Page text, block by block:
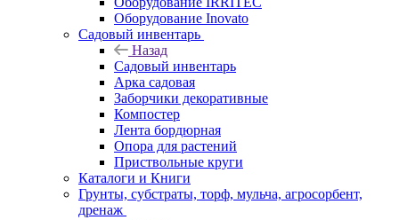
Оборудование Inovato
Садовый инвентарь
Назад
Садовый инвентарь
Арка садовая
Заборчики декоративные
Компостер
Лента бордюрная
Опора для растений
Приствольные круги
Каталоги и Книги
Грунты, субстраты, торф, мульча, агросорбент,
дренаж